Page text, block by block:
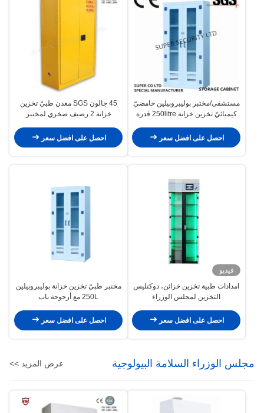
مستشفى/مختبر بوليبروبيلين حامضيّ
كيميائيّ تخزين خزانة 250litre قدرة
احصل على افضل سعر
45 جالون SGS معدن طبيّ تخزين
خزانة 2 رصيف صخري لمختبر
احصل على افضل سعر
فيديو
امدادات طبية تخزين خزائن، دوكتليس
التخزين لمجلس الوزراء
احصل على افضل سعر
مختبر طبيّ تخزين خزانة بوليبروبيلين
250L مع أرجوحة باب
احصل على افضل سعر
مجلس الوزراء السلامة البيولوجية عرض المزيد >>